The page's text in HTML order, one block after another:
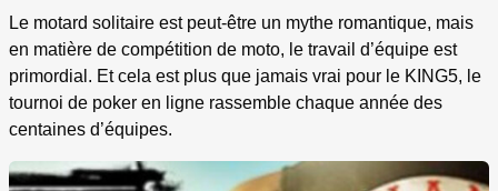
Le motard solitaire est peut-être un mythe romantique, mais
en matière de compétition de moto, le travail d’équipe est
primordial. Et cela est plus que jamais vrai pour le KING5, le
tournoi de poker en ligne rassemble chaque année des
centaines d’équipes.